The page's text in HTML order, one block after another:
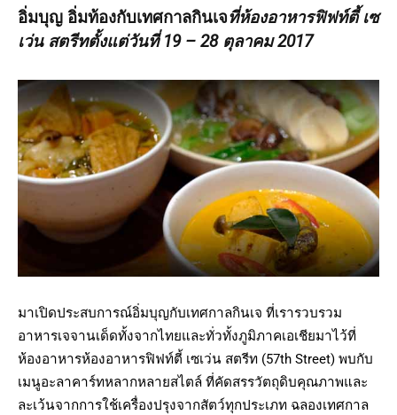
อิ่มบุญ อิ่มท้องกับเทศกาลกินเจที่ห้องอาหารฟิฟท์ตี้ เซ
เว่น สตรีทตั้งแต่วันที่19 – 28 ตุลาคม 2017
มาเปิดประสบการณ์อิ่มบุญกับเทศกาลกินเจ ที่เรารวบรวม
อาหารเจจานเด็ดทั้งจากไทยและทั่วทั้งภูมิภาคเอเชียมาไว้ที่
ห้องอาหารห้องอาหารฟิฟท์ตี้ เซเว่น สตรีท (57th Street) พบกับ
เมนูอะลาคาร์ทหลากหลายสไตล์ ที่คัดสรรวัตถุดิบคุณภาพและ
ละเว้นจากการใช้เครื่องปรุงจากสัตว์ทุกประเภท ฉลองเทศกาล